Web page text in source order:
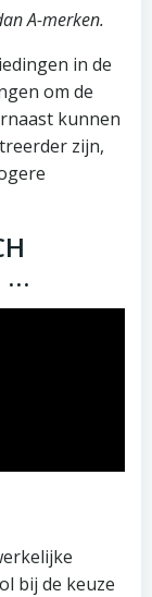
A-merken.
in de
om de
kunnen
zijn,
…
bij de keuze